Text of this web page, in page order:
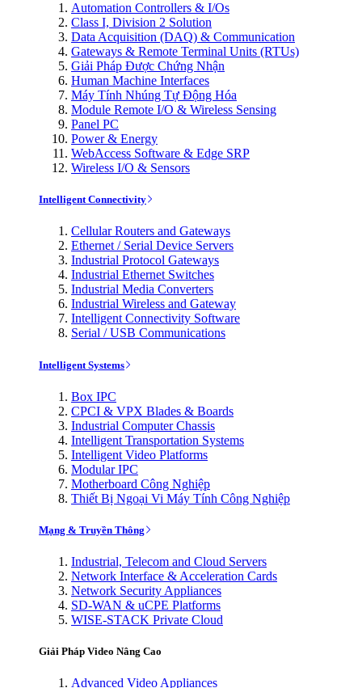
Automation Controllers & I/Os
Class I, Division 2 Solution
Data Acquisition (DAQ) & Communication
Gateways & Remote Terminal Units (RTUs)
Giải Pháp Được Chứng Nhận
Human Machine Interfaces
Máy Tính Nhúng Tự Động Hóa
Module Remote I/O & Wireless Sensing
Panel PC
Power & Energy
WebAccess Software & Edge SRP
Wireless I/O & Sensors
Intelligent Connectivity
Cellular Routers and Gateways
Ethernet / Serial Device Servers
Industrial Protocol Gateways
Industrial Ethernet Switches
Industrial Media Converters
Industrial Wireless and Gateway
Intelligent Connectivity Software
Serial / USB Communications
Intelligent Systems
Box IPC
CPCI & VPX Blades & Boards
Industrial Computer Chassis
Intelligent Transportation Systems
Intelligent Video Platforms
Modular IPC
Motherboard Công Nghiệp
Thiết Bị Ngoại Vi Máy Tính Công Nghiệp
Mạng & Truyền Thông
Industrial, Telecom and Cloud Servers
Network Interface & Acceleration Cards
Network Security Appliances
SD-WAN & uCPE Platforms
WISE-STACK Private Cloud
Giải Pháp Video Nâng Cao
Advanced Video Appliances